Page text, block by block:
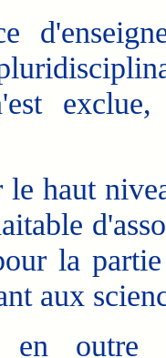
exclue,
le haut
la
aux
outre